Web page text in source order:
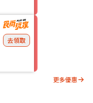
去領取
更多優惠